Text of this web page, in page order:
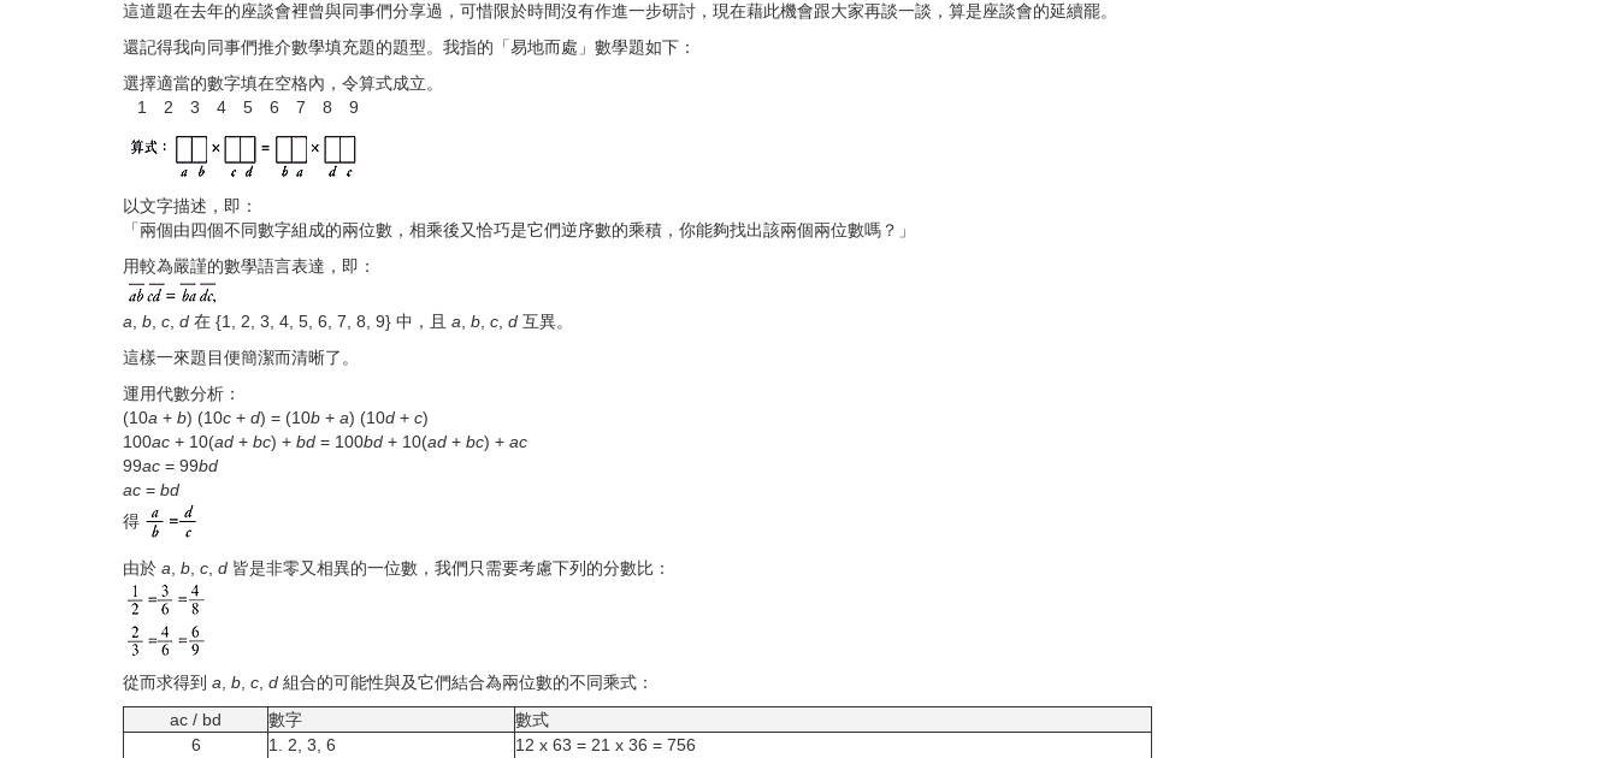
這道題在去年的座談會裡曾與同事們分享過，可惜限於時間沒有作進一步研討，現在藉此機會跟大家再談一談，算是座談會的延續罷。
還記得我向同事們推介數學填充題的題型。我指的「易地而處」數學題如下：
選擇適當的數字填在空格內，令算式成立。
1 2 3 4 5 6 7 8 9
以文字描述，即：
「兩個由四個不同數字組成的兩位數，相乘後又恰巧是它們逆序數的乘積，你能夠找出該兩個兩位數嗎？」
用較為嚴謹的數學語言表達，即：
a b c d 在 {1, 2, 3, 4, 5, 6, 7, 8, 9} 中，且 a b c d 互異。
這樣一來題目便簡潔而清晰了。
運用代數分析：
(10a + b) (10c + d) = (10b + a) (10d + c)
100ac + 10(ad + bc) + bd = 100bd + 10(ad + bc) + ac
99ac = 99bd
ac = bd
得
由於 a b c d 皆是非零又相異的一位數，我們只需要考慮下列的分數比：
從而求得到 a b c d 組合的可能性與及它們結合為兩位數的不同乘式：
ac / bd
數字
數式
6
1. 2, 3, 6
12 x 63 = 21 x 36 = 756